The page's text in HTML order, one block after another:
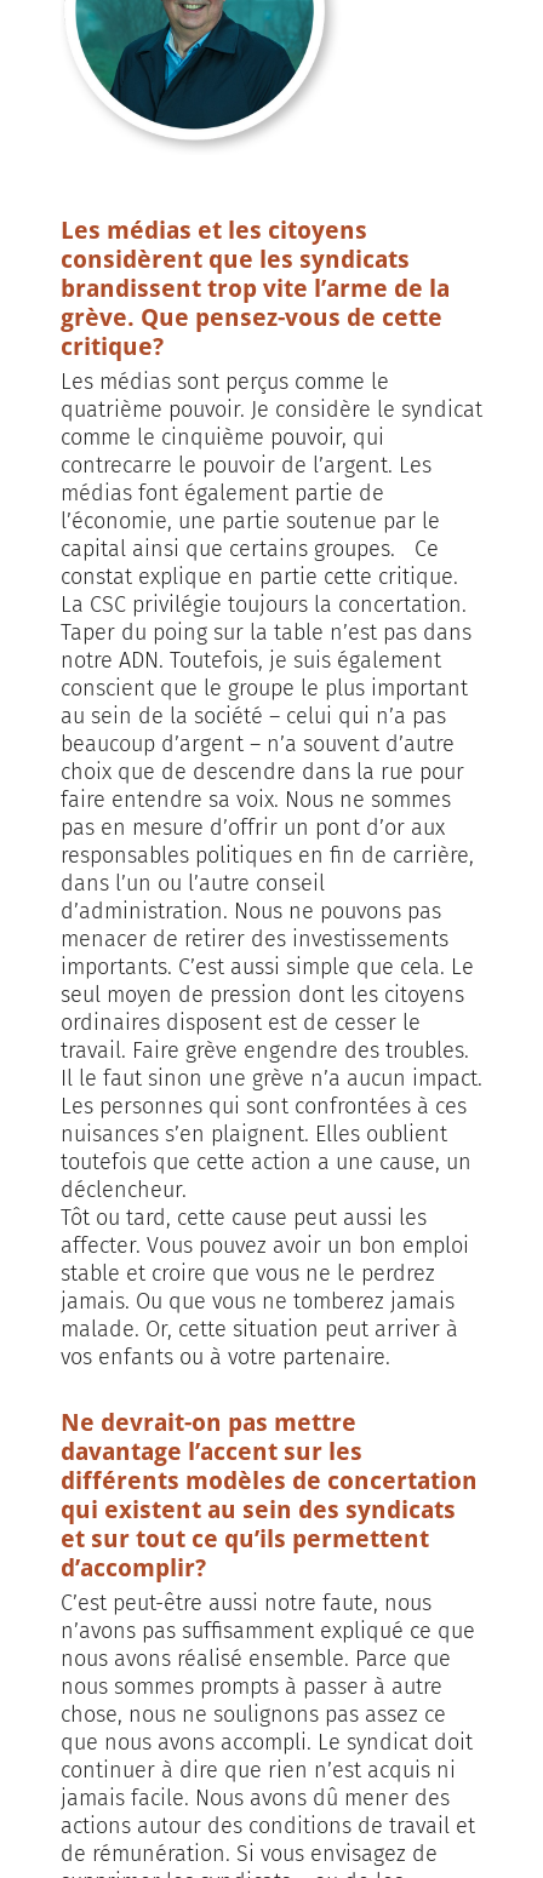
Les médias et les citoyens
considèrent que les syndicats
brandissent trop vite l’arme de la
grève. Que pensez-vous de cette
critique?
Les médias sont perçus comme le
quatrième pouvoir. Je considère le syndicat
comme le cinquième pouvoir, qui
contrecarre le pouvoir de l’argent. Les
médias font également partie de
l’économie, une partie soutenue par le
capital ainsi que certains groupes. Ce
constat explique en partie cette critique.
La CSC privilégie toujours la concertation.
Taper du poing sur la table n’est pas dans
notre ADN. Toutefois, je suis également
conscient que le groupe le plus important
au sein de la société – celui qui n’a pas
beaucoup d’argent – n’a souvent d’autre
choix que de descendre dans la rue pour
faire entendre sa voix. Nous ne sommes
pas en mesure d’offrir un pont d’or aux
responsables politiques en fin de carrière,
dans l’un ou l’autre conseil
d’administration. Nous ne pouvons pas
menacer de retirer des investissements
importants. C’est aussi simple que cela. Le
seul moyen de pression dont les citoyens
ordinaires disposent est de cesser le
travail. Faire grève engendre des troubles.
Il le faut sinon une grève n’a aucun impact.
Les personnes qui sont confrontées à ces
nuisances s’en plaignent. Elles oublient
toutefois que cette action a une cause, un
déclencheur.
Tôt ou tard, cette cause peut aussi les
affecter. Vous pouvez avoir un bon emploi
stable et croire que vous ne le perdrez
jamais. Ou que vous ne tomberez jamais
malade. Or, cette situation peut arriver à
vos enfants ou à votre partenaire.
Ne devrait-on pas mettre
davantage l’accent sur les
différents modèles de concertation
qui existent au sein des syndicats
et sur tout ce qu’ils permettent
d’accomplir?
C’est peut-être aussi notre faute, nous
n’avons pas suffisamment expliqué ce que
nous avons réalisé ensemble. Parce que
nous sommes prompts à passer à autre
chose, nous ne soulignons pas assez ce
que nous avons accompli. Le syndicat doit
continuer à dire que rien n’est acquis ni
jamais facile. Nous avons dû mener des
actions autour des conditions de travail et
de rémunération. Si vous envisagez de